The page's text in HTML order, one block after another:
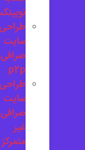
طراحی
سایت
صرافی
p2p
طراحی
سایت
صرافی
غیر
متمرکز